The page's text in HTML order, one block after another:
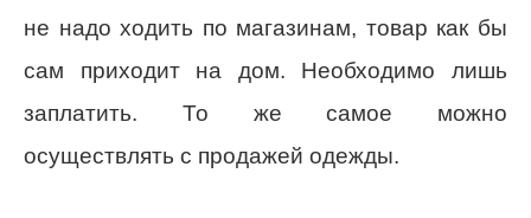
не надо ходить по магазинам, товар как бы
сам приходит на дом. Необходимо лишь
заплатить. То же самое можно
осуществлять с продажей одежды.